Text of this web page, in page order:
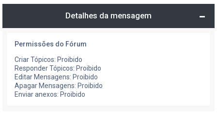
Detalhes da mensagem
Permissões do Fórum
Criar Tópicos: Proibido
Responder Tópicos: Proibido
Editar Mensagens: Proibido
Apagar Mensagens: Proibido
Enviar anexos: Proibido